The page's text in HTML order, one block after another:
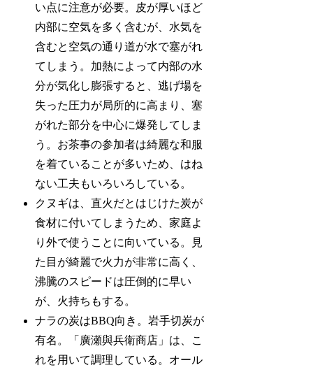
い点に注意が必要。皮が厚いほど
内部に空気を多く含むが、水気を
含むと空気の通り道が水で塞がれ
てしまう。加熱によって内部の水
分が気化し膨張すると、逃げ場を
失った圧力が局所的に高まり、塞
がれた部分を中心に爆発してしま
う。お茶事の参加者は綺麗な和服
を着ていることが多いため、はね
ない工夫もいろいろしている。
クヌギは、直火だとはじけた炭が
食材に付いてしまうため、家庭よ
り外で使うことに向いている。見
た目が綺麗で火力が非常に高く、
沸騰のスピードは圧倒的に早い
が、火持ちもする。
ナラの炭はBBQ向き。岩手切炭が
有名。「廣瀬與兵衛商店」は、こ
れを用いて調理している。オール